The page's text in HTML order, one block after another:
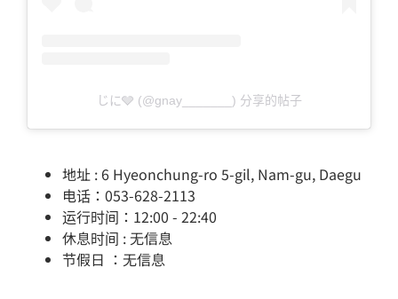
じに🩶 (@gnay_______) 分享的帖子
地址 : 6 Hyeonchung-ro 5-gil, Nam-gu, Daegu
电话：053-628-2113
运行时间：12:00 - 22:40
休息时间 : 无信息
节假日 ：无信息